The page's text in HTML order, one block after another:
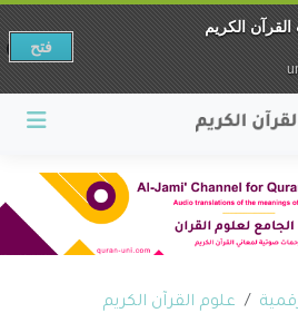
علوم القرآن الكريم
الكريم
فتح